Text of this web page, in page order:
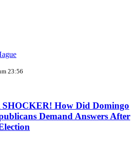
23:56
SHOCKER! How Did Domingo
Demand Answers After